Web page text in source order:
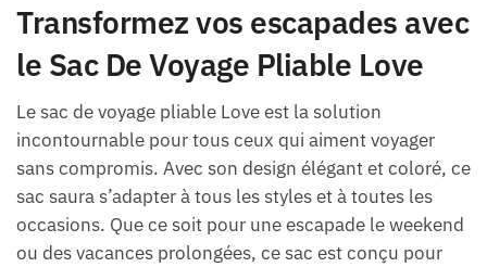
Transformez vos escapades avec
le Sac De Voyage Pliable Love
Le sac de voyage pliable Love est la solution
incontournable pour tous ceux qui aiment voyager
sans compromis. Avec son design élégant et coloré, ce
sac saura s’adapter à tous les styles et à toutes les
occasions. Que ce soit pour une escapade le weekend
ou des vacances prolongées, ce sac est conçu pour